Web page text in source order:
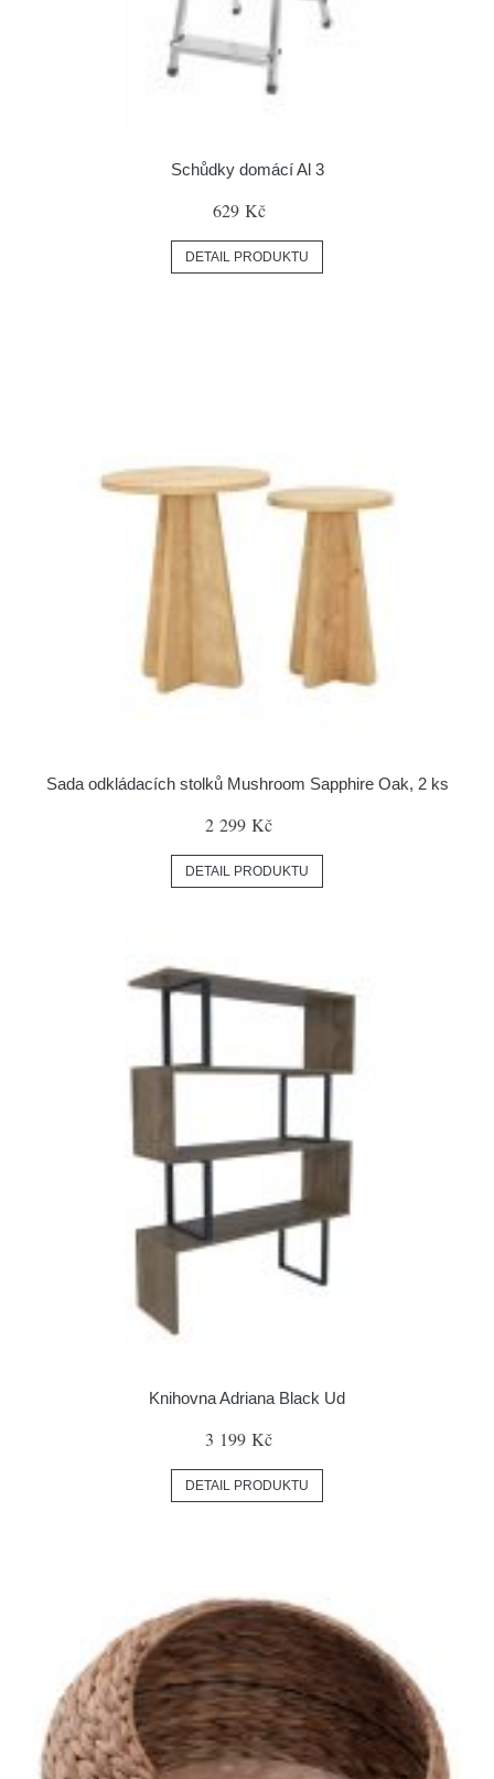
Schůdky domácí Al 3
629 Kč
DETAIL PRODUKTU
Sada odkládacích stolků Mushroom Sapphire Oak, 2 ks
2 299 Kč
DETAIL PRODUKTU
Knihovna Adriana Black Ud
3 199 Kč
DETAIL PRODUKTU